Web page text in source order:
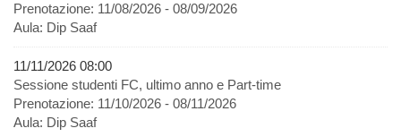
Prenotazione: 11/08/2026 - 08/09/2026
Aula: Dip Saaf
11/11/2026 08:00
Sessione studenti FC, ultimo anno e Part-time
Prenotazione: 11/10/2026 - 08/11/2026
Aula: Dip Saaf